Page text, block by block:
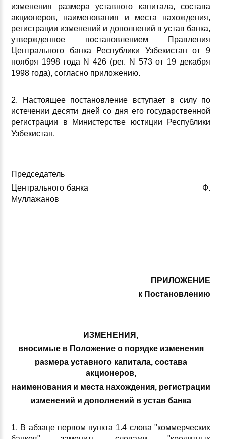
изменения размера уставного капитала, состава
акционеров, наименования и места нахождения,
регистрации изменений и дополнений в устав банка,
утвержденное постановлением Правления
Центрального банка Республики Узбекистан от 9
ноября 1998 года N 426 (peг. N 573 от 19 декабря
1998 года), согласно приложению.
2. Настоящее постановление вступает в силу по
истечении десяти дней со дня его государственной
регистрации в Министерстве юстиции Республики
Узбекистан.
Председатель
Центрального банка Ф.
Муллажанов
ПРИЛОЖЕНИЕ
к Постановлению
ИЗМЕНЕНИЯ,
вносимые в Положение о порядке изменения
размера уставного капитала, состава
акционеров,
наименования и места нахождения, регистрации
изменений и дополнений в устав банка
1. В абзаце первом пункта 1.4 слова "коммерческих